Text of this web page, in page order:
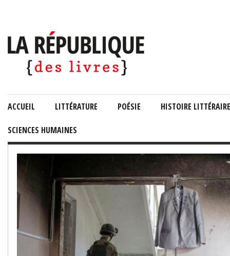
ACCUEIL LITTÉRATURE POÉSIE HISTOIRE LITTÉRAIRE
SCIENCES HUMAINES